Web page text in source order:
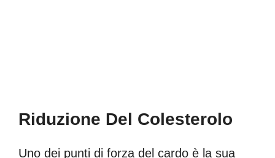
Riduzione Del Colesterolo
Uno dei punti di forza del cardo è la sua